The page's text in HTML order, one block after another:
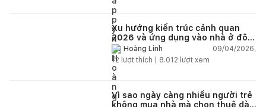
Xu hướng kiến trúc cảnh quan
2026 và ứng dụng vào nhà ở đô
thị hiện đại
Hoàng Linh
09/04/2026,
12 lượt thích | 8.012 lượt xem
Vì sao ngày càng nhiều người trẻ
không mua nhà mà chọn thuê dài